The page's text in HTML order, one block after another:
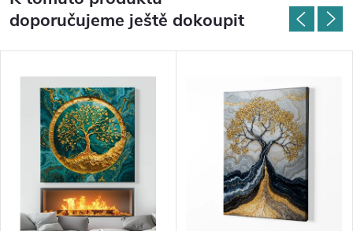
doporučujeme ještě dokoupit